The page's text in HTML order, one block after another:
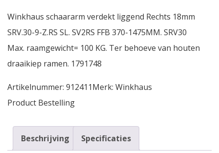
Winkhaus schaararm verdekt liggend Rechts 18mm
SRV.30-9-Z.RS SL. SV2RS FFB 370-1475MM. SRV30
Max. raamgewicht= 100 KG. Ter behoeve van houten
draaikiep ramen. 1791748
Artikelnummer: 912411Merk: Winkhaus
Product Bestelling
Beschrijving Specificaties